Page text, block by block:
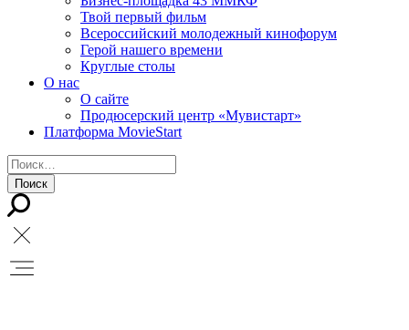
Твой первый фильм
Всероссийский молодежный кинофорум
Герой нашего времени
Круглые столы
О нас
О сайте
Продюсерский центр «Мувистарт»
Платформа MovieStart